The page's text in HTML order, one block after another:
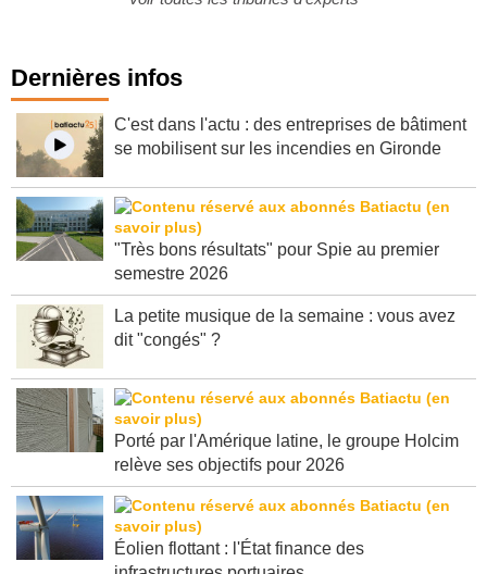
Dernières infos
C'est dans l'actu : des entreprises de bâtiment
"Très bons résultats" pour Spie au premier
La petite musique de la semaine : vous avez
Porté par l'Amérique latine, le groupe Holcim
Éolien flottant : l'État finance des